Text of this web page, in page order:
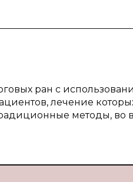
ран с
лечение
методы, во